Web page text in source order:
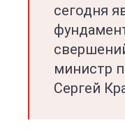
сегодня
министр
Сергей